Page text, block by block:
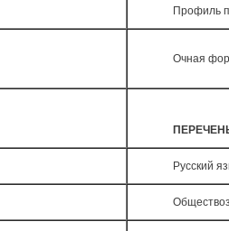
Профиль
Очная
Русский